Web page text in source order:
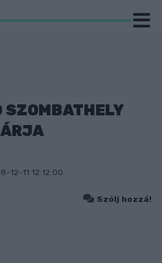
12-11 12:12:00
Szólj hozzá!